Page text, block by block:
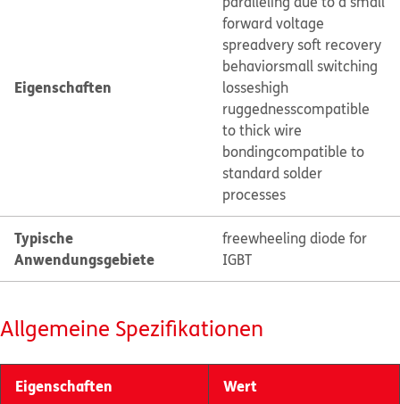
Eigenschaften
forward voltage
spreadvery soft recovery
behaviorsmall switching
losseshigh
ruggednesscompatible
to thick wire
bondingcompatible to
standard solder
processes
Typische
Anwendungsgebiete
freewheeling diode for
IGBT
Allgemeine Spezifikationen
Eigenschaften Wert